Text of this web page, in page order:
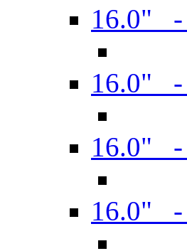
16.0"
16.0"
16.0"
16.0" -